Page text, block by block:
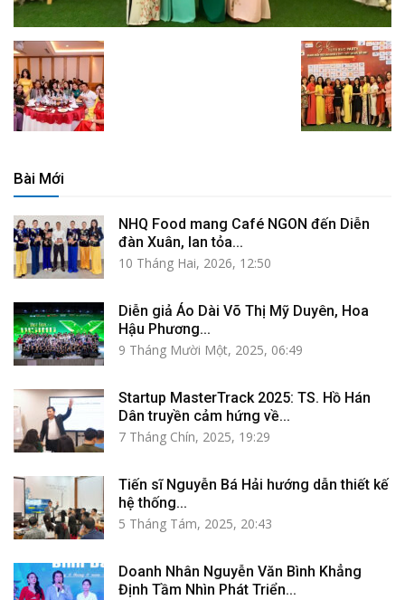
Bài Mới
NHQ Food mang Café NGON đến Diễn
đàn Xuân, lan tỏa...
10 Tháng Hai, 2026, 12:50
Diễn giả Áo Dài Võ Thị Mỹ Duyên, Hoa
Hậu Phương...
9 Tháng Mười Một, 2025, 06:49
Startup MasterTrack 2025: TS. Hồ Hán
Dân truyền cảm hứng về...
7 Tháng Chín, 2025, 19:29
Tiến sĩ Nguyễn Bá Hải hướng dẫn thiết kế
hệ thống...
5 Tháng Tám, 2025, 20:43
Doanh Nhân Nguyễn Văn Bình Khẳng
Định Tầm Nhìn Phát Triển...